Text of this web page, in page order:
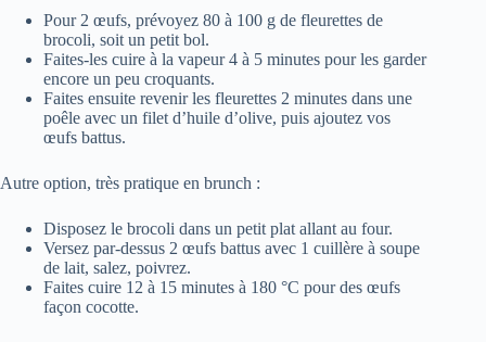
Pour 2 œufs, prévoyez 80 à 100 g de fleurettes de
brocoli, soit un petit bol.
Faites-les cuire à la vapeur 4 à 5 minutes pour les garder
encore un peu croquants.
Faites ensuite revenir les fleurettes 2 minutes dans une
poêle avec un filet d’huile d’olive, puis ajoutez vos
œufs battus.
Autre option, très pratique en brunch :
Disposez le brocoli dans un petit plat allant au four.
Versez par-dessus 2 œufs battus avec 1 cuillère à soupe
de lait, salez, poivrez.
Faites cuire 12 à 15 minutes à 180 °C pour des œufs
façon cocotte.